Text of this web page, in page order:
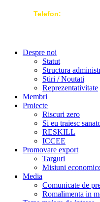
Telefon:
Despre noi
Statut
Structura
Stiri / Noutati
Reprezentativitate
Membri
Proiecte
Riscuri zero
Si eu traiesc
RESKILL
ICCEE
Promovare export
Targuri
Misiuni
Media
Comunicate de
Romalimenta in